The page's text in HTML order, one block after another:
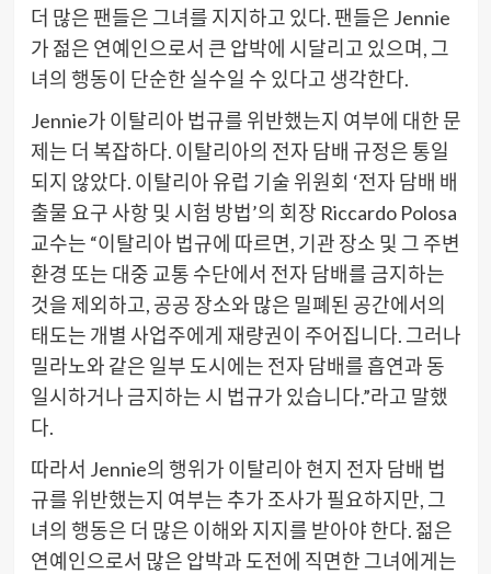
더 많은 팬들은 그녀를 지지하고 있다. 팬들은 Jennie
가 젊은 연예인으로서 큰 압박에 시달리고 있으며, 그
녀의 행동이 단순한 실수일 수 있다고 생각한다.
Jennie가 이탈리아 법규를 위반했는지 여부에 대한 문
제는 더 복잡하다. 이탈리아의 전자 담배 규정은 통일
되지 않았다. 이탈리아 유럽 기술 위원회 ‘전자 담배 배
출물 요구 사항 및 시험 방법’의 회장 Riccardo Polosa
교수는 “이탈리아 법규에 따르면, 기관 장소 및 그 주변
환경 또는 대중 교통 수단에서 전자 담배를 금지하는
것을 제외하고, 공공 장소와 많은 밀폐된 공간에서의
태도는 개별 사업주에게 재량권이 주어집니다. 그러나
밀라노와 같은 일부 도시에는 전자 담배를 흡연과 동
일시하거나 금지하는 시 법규가 있습니다.”라고 말했
다.
따라서 Jennie의 행위가 이탈리아 현지 전자 담배 법
규를 위반했는지 여부는 추가 조사가 필요하지만, 그
녀의 행동은 더 많은 이해와 지지를 받아야 한다. 젊은
연예인으로서 많은 압박과 도전에 직면한 그녀에게는